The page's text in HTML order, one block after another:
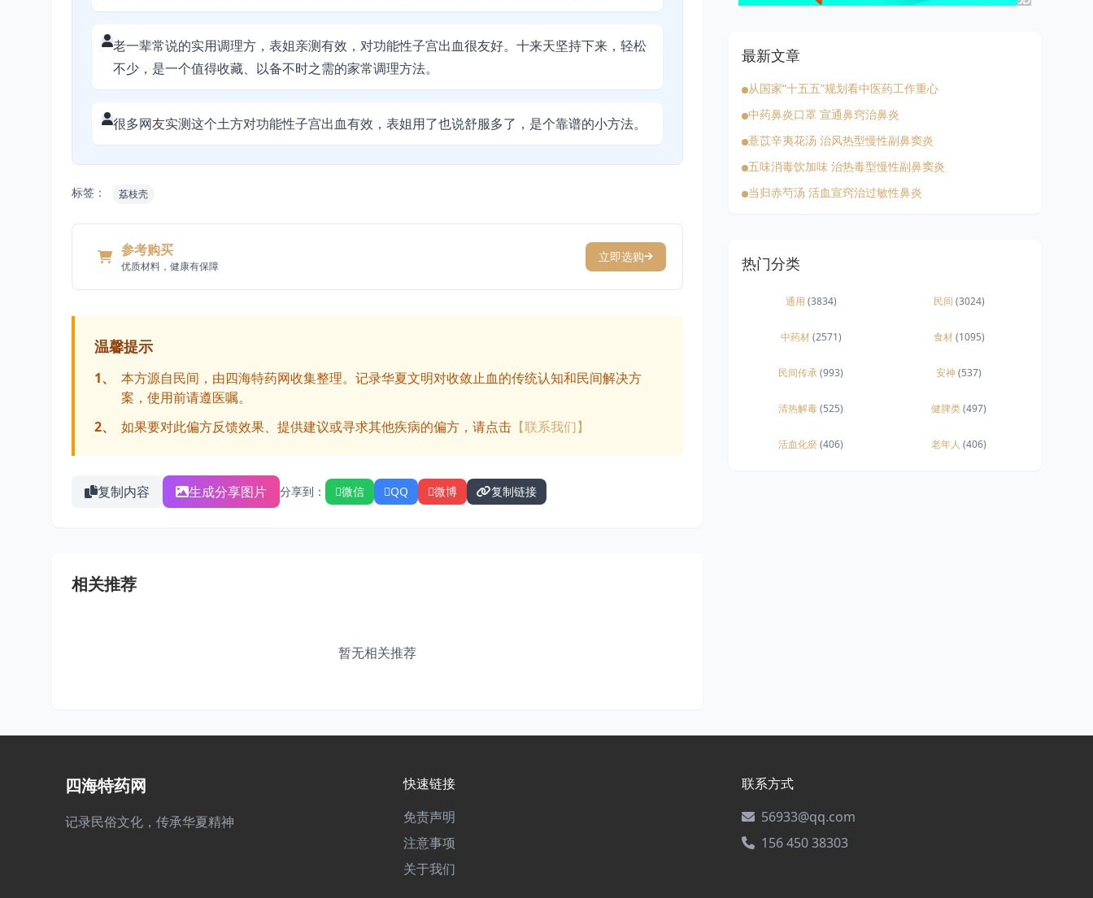
老一辈常说的实用调理方，表姐亲测有效，对功能性子宫出血很友好。十来天坚持下来，轻松
不少，是一个值得收藏、以备不时之需的家常调理方法。
很多网友实测这个土方对功能性子宫出血有效，表姐用了也说舒服多了，是个靠谱的小方法。
标签： 荔枝壳
参考购买
优质材料，健康有保障
立即选购
温馨提示
1、
本方源自民间，由四海特药网收集整理。记录华夏文明对收敛止血的传统认知和民间解决方
案，使用前请遵医嘱。
2、
如果要对此偏方反馈效果、提供建议或寻求其他疾病的偏方，请点击 【联系我们】
复制内容 生成分享图片 分享到： 微信 QQ 微博 复制链接
相关推荐
暂无相关推荐
最新文章
从国家“十五五”规划看中医药工作重心
中药鼻炎口罩 宣通鼻窍治鼻炎
薏苡辛夷花汤 治风热型慢性副鼻窦炎
五味消毒饮加味 治热毒型慢性副鼻窦炎
当归赤芍汤 活血宣窍治过敏性鼻炎
热门分类
通用 (3834) 民间 (3024)
中药材(2571) 食材(1095)
民间传承(993) 安神(537)
清热解毒(525) 健脾类(497)
活血化瘀(406) 老年人 (406)
四海特药网
记录民俗文化，传承华夏精神
快速链接
免责声明
注意事项
关于我们
联系方式
56933@qq.com
156 450 38303